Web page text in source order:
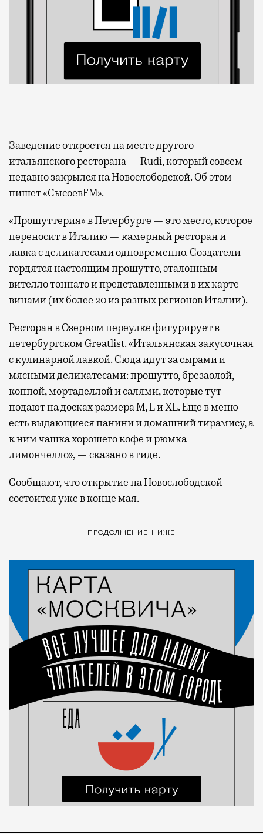
Заведение откроется на месте другого
итальянского ресторана — Rudi, который совсем
недавно закрылся на Новослободской. Об этом
пишет «СысоевFM».
«Прошуттерия» в Петербурге — это место, которое
переносит в Италию — камерный ресторан и
лавка с деликатесами одновременно. Создатели
гордятся настоящим прошутто, эталонным
вителло тоннато и представленными в их карте
винами (их более 20 из разных регионов Италии).
Ресторан в Озерном переулке фигурирует в
петербургском Greatlist. «Итальянская закусочная
с кулинарной лавкой. Сюда идут за сырами и
мясными деликатесами: прошутто, брезаолой,
коппой, мортаделлой и салями, которые тут
подают на досках размера M, L и XL. Еще в меню
есть выдающиеся панини и домашний тирамису, а
к ним чашка хорошего кофе и рюмка
лимончелло», — сказано в гиде.
Сообщают, что открытие на Новослободской
состоится уже в конце мая.
ПРОДОЛЖЕНИЕ НИЖЕ